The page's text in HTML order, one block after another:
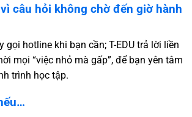
câu hỏi không chờ đến giờ hành
gọi hotline khi bạn cần; T-EDU trả lời liền
mọi “việc nhỏ mà gấp”, để bạn yên tâm
trình học tập.